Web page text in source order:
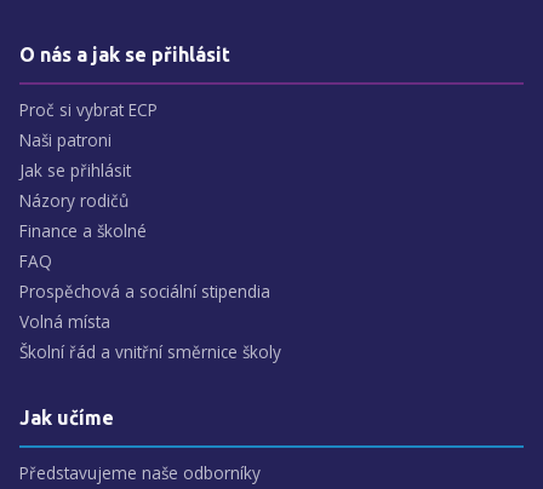
O nás a jak se přihlásit
Proč si vybrat ECP
Naši patroni
Jak se přihlásit
Názory rodičů
Finance a školné
FAQ
Prospěchová a sociální stipendia
Volná místa
Školní řád a vnitřní směrnice školy
Jak učíme
Představujeme naše odborníky